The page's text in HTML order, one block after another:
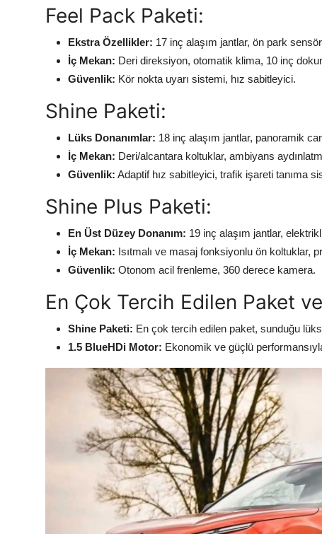
Feel Pack Paketi:
Ekstra Özellikler: 17 inç alaşım jantlar, ön park
İç Mekan: Deri direksiyon, otomatik klima, 10 inç
Güvenlik: Kör nokta uyarı sistemi, hız sabitleyici.
Shine Paketi:
Lüks Donanımlar: 18 inç alaşım jantlar, panoramik
İç Mekan: Deri/alcantara koltuklar, ambiyans
Güvenlik: Adaptif hız sabitleyici, trafik işareti tanıma
Shine Plus Paketi:
En Üst Düzey Donanım: 19 inç alaşım jantlar,
İç Mekan: Isıtmalı ve masaj fonksiyonlu ön koltuklar,
Güvenlik: Otonom acil frenleme, 360 derece kamera.
En Çok Tercih Edilen Paket
Shine Paketi: En çok tercih edilen paket, sunduğu
1.5 BlueHDi Motor: Ekonomik ve güçlü